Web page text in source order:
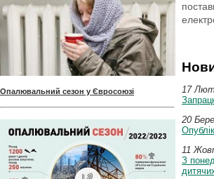
Опалювальний сезон у Євросоюзі
17
20
11
З